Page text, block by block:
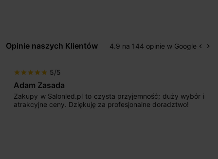
Opinie naszych Klientów 4.9 na 144 opinie w Google keyboard_arrow_left keyboard_arrow_right
star star star star star 5/5
Adam Zasada
Zakupy w Salonled.pl to czysta przyjemność; duży wybór i
atrakcyjne ceny. Dziękuję za profesjonalne doradztwo!